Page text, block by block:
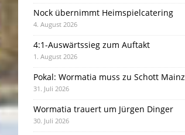
Nock übernimmt Heimspielcatering
4. August 2026
4:1-Auswärtssieg zum Auftakt
1. August 2026
Pokal: Wormatia muss zu Schott Mainz
31. Juli 2026
Wormatia trauert um Jürgen Dinger
30. Juli 2026